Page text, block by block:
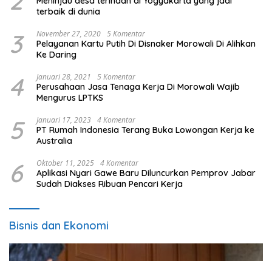
terbaik di dunia
3 November 27, 2020 5 Komentar
Pelayanan Kartu Putih Di Disnaker Morowali Di Alihkan
Ke Daring
4 Januari 28, 2021 5 Komentar
Perusahaan Jasa Tenaga Kerja Di Morowali Wajib
Mengurus LPTKS
5 Januari 17, 2023 4 Komentar
PT Rumah Indonesia Terang Buka Lowongan Kerja ke
Australia
6 Oktober 11, 2025 4 Komentar
Aplikasi Nyari Gawe Baru Diluncurkan Pemprov Jabar
Sudah Diakses Ribuan Pencari Kerja
Bisnis dan Ekonomi